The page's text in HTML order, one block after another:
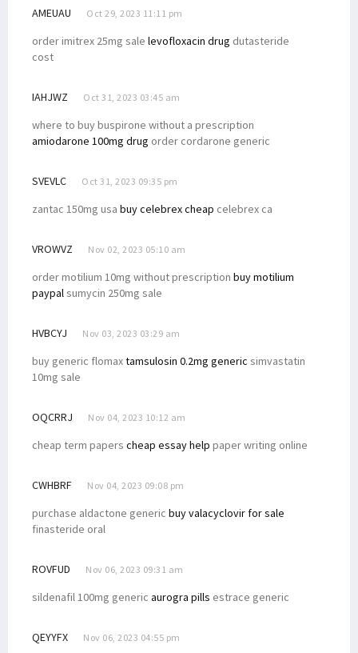
AMEUAU Oct 29, 2023 11:11 pm
order imitrex 25mg sale levofloxacin drug dutasteride
cost
IAHJWZ Oct 31, 2023 03:45 am
where to buy buspirone without a prescription
amiodarone 100mg drug order cordarone generic
SVEVLC Oct 31, 2023 09:35 pm
zantac 150mg usa buy celebrex cheap celebrex ca
VROWVZ Nov 02, 2023 05:10 am
order motilium 10mg without prescription buy motilium
paypalsumycin 250mg sale
HVBCYJ Nov 03, 2023 03:29 am
buy generic flomaxtamsulosin 0.2mg generic simvastatin
10mg sale
OQCRRJ Nov 04, 2023 10:12 am
cheap term papers cheap essay help paper writing online
CWHBRF Nov 04, 2023 09:08 pm
purchase aldactone generic buy valacyclovir for sale
finasteride oral
ROVFUD Nov 06, 2023 09:31 am
sildenafil 100mg generic aurogra pills estrace generic
QEYYFX Nov 06, 2023 04:55 pm